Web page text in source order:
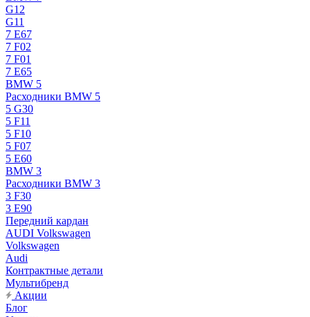
G12
G11
7 Е67
7 F02
7 F01
7 E65
BMW 5
Расходники BMW 5
5 G30
5 F11
5 F10
5 F07
5 E60
BMW 3
Расходники BMW 3
3 F30
3 E90
Передний кардан
AUDI Volkswagen
Volkswagen
Audi
Контрактные детали
Мультибренд
Акции
Блог